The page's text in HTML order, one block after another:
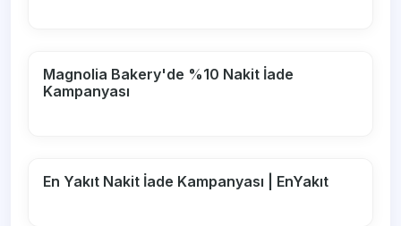
Magnolia Bakery'de %10 Nakit İade
Kampanyası
En Yakıt Nakit İade Kampanyası | EnYakıt